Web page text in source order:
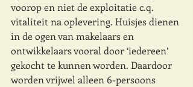
voorop en niet de exploitatie c.q.
vitaliteit na oplevering. Huisjes dienen
in de ogen van makelaars en
ontwikkelaars vooral door ‘iedereen’
gekocht te kunnen worden. Daardoor
worden vrijwel alleen 6-persoons